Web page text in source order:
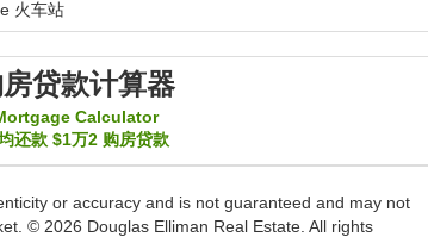
火车站
贷款计算器
Calculator
还款 $1万2 购房贷款
or accuracy and is not guaranteed and may not
© 2026 Douglas Elliman Real Estate. All rights